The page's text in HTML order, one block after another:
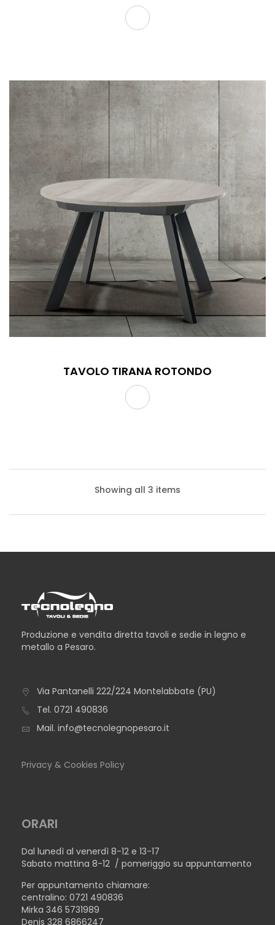
TAVOLO TIRANA ROTONDO
TAVOLO IBIZA ROTONDO
Showing all 3 items
Produzione e vendita diretta tavoli e sedie in legno e
metallo a Pesaro.
Via Pantanelli 222/224 Montelabbate (PU)
Tel. 0721 490836
Mail. info@tecnolegnopesaro.it
Privacy & Cookies Policy
ORARI
Dal lunedì al venerdì 8-12 e 13-17
Sabato mattina 8-12 / pomeriggio su appuntamento
Per appuntamento chiamare:
centralino: 0721 490836
Mirka 346 5731989
Denis 328 6866247